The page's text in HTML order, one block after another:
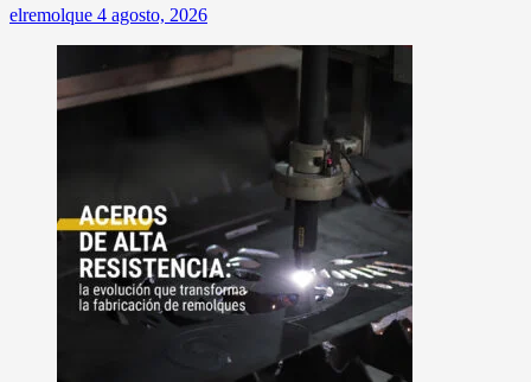
elremolque 4 agosto, 2026